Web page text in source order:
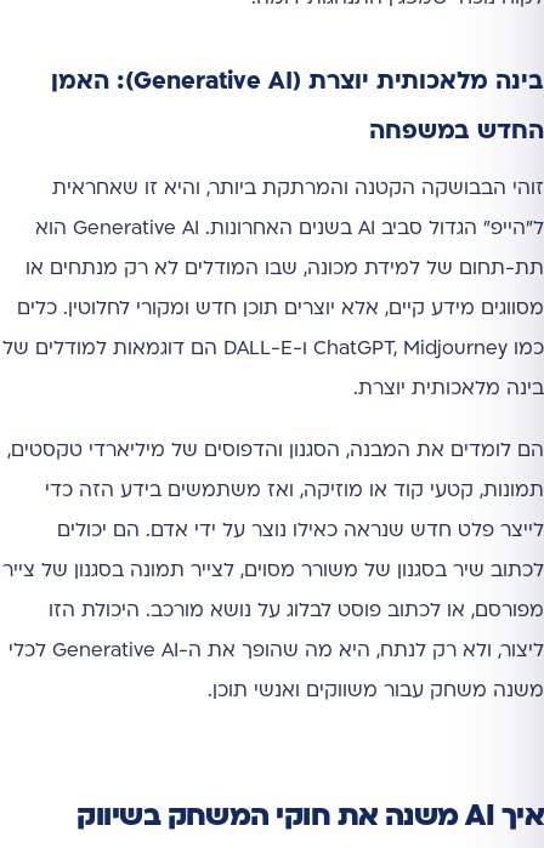
בינה מלאכותית יוצרת (Generative AI): האמן
החדש במשפחה
זוהי הבבושקה הקטנה והמרתקת ביותר, והיא זו שאחראית
ל"הייפ" הגדול סביב AI בשנים האחרונות. Generative AI הוא
תת-תחום של למידת מכונה, שבו המודלים לא רק מנתחים או
מסווגים מידע קיים, אלא יוצרים תוכן חדש ומקורי לחלוטין. כלים
כמו ChatGPT, Midjourney ו-DALL-E הם דוגמאות למודלים של
בינה מלאכותית יוצרת.
הם לומדים את המבנה, הסגנון והדפוסים של מיליארדי טקסטים,
תמונות, קטעי קוד או מוזיקה, ואז משתמשים בידע הזה כדי
לייצר פלט חדש שנראה כאילו נוצר על ידי אדם. הם יכולים
לכתוב שיר בסגנון של משורר מסוים, לצייר תמונה בסגנון של צייר
מפורסם, או לכתוב פוסט לבלוג על נושא מורכב. היכולת הזו
ליצור, ולא רק לנתח, היא מה שהופך את ה-Generative AI לכלי
משנה משחק עבור משווקים ואנשי תוכן.
איך AI משנה את חוקי המשחק בשיווק